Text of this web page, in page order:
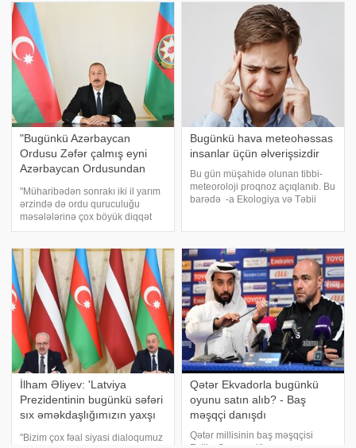
seçənlər üçün informatika fənni)
üzrə iyunun 3-də keçirilən
imtahand
xarici işlər naziri Ceyhun
Bayramov və ermənistanlı
həmkarı Ararat Mirzoyanl
"Bugünkü Azərbaycan
Ordusu Zəfər çalmış eyni
Azərbaycan Ordusundan
"Müharibədən sonrakı iki il yarım
ərzində də ordu quruculuğu
məsələlərinə çox böyük diqqət
göstərilib". AZƏRTAC xəbər verir
Əliyev aprelin 18-də Salyan
rayonunda Azərbaycan
Televiziyasın
Bugünkü hava meteohəssas
insanlar üçün əlverişsizdir
Bu gün müşahidə olunan tibbi-
meteoroloji proqnoz açıqlanıb. Bu
barədə -a Ekologiya və Təbii
meteoroloji proqnozuna görə,
Abşero
İlham Əliyev: 'Latviya
Prezidentinin bugünkü səfəri
sıx əməkdaşlığımızın yaxşı
"Bizim çox fəal siyasi dialoqumuz
Qətər Ekvadorla bugünkü
oyunu satın alıb? - Baş
məşqçi danışdı
Qətər millisinin baş məşqçisi